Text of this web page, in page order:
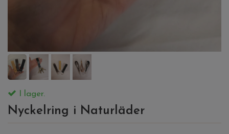
I lager.
Nyckelring i Naturläder